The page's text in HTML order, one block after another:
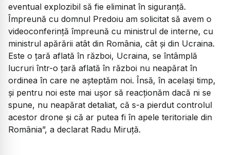
eventual explozibil să fie eliminat în siguranță.
Împreună cu domnul Predoiu am solicitat să avem o
videoconferință împreună cu ministrul de interne, cu
ministrul apărării atât din România, cât și din Ucraina.
Este o țară aflată în război, Ucraina, se întâmplă
lucruri într-o țară aflată în război nu neapărat în
ordinea în care ne așteptăm noi. Însă, în același timp,
și pentru noi este mai ușor să reacționăm dacă ni se
spune, nu neapărat detaliat, că s-a pierdut controlul
acestor drone și că ar putea fi în apele teritoriale din
România”, a declarat Radu Miruță.